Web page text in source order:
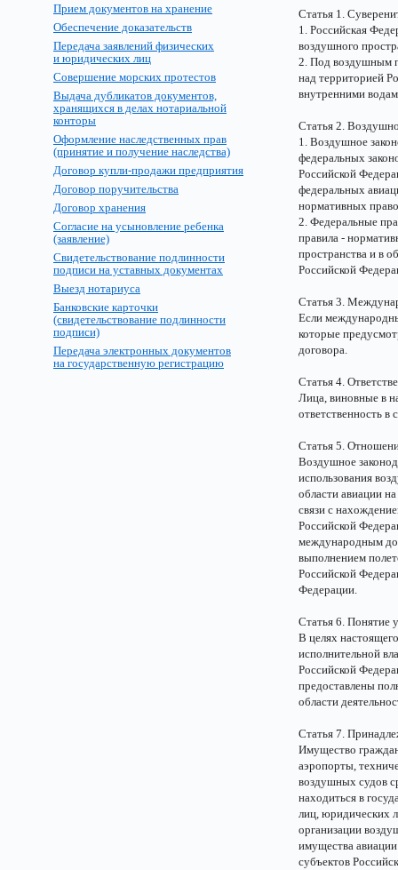
Прием документов на хранение
Обеспечение доказательств
Передача заявлений физических
и юридических лиц
Совершение морских протестов
Выдача дубликатов документов,
хранящихся в делах нотариальной
конторы
Оформление наследственных прав
(принятие и получение наследства)
Договор купли-продажи предприятия
Договор поручительства
Договор хранения
Согласие на усыновление ребенка
(заявление)
Свидетельствование подлинности
подписи на уставных документах
Выезд нотариуса
Банковские карточки
(свидетельствование подлинности
подписи)
Передача электронных документов
на государственную регистрацию
Статья 1.
1. Российская
воздушного
2. Под воздушным
над территорией
внутренними
Статья 2.
1. Воздушное
федеральных
Российской
федеральных
нормативных
2. Федеральные
правила -
пространства и в
Российской
Статья 3.
Если
которые
договора.
Статья 4.
Лица, виновные в
ответственность в
Статья 5.
Воздушное
использования
области авиации
связи с
Российской
международным
выполнением
Российской
Федерации.
Статья 6. Понятие
В целях
исполнительной
Российской
предоставлены
области
Статья 7.
Имущество
аэропорты,
воздушных судов
находиться в
лиц, юридических
организации
имущества
субъектов